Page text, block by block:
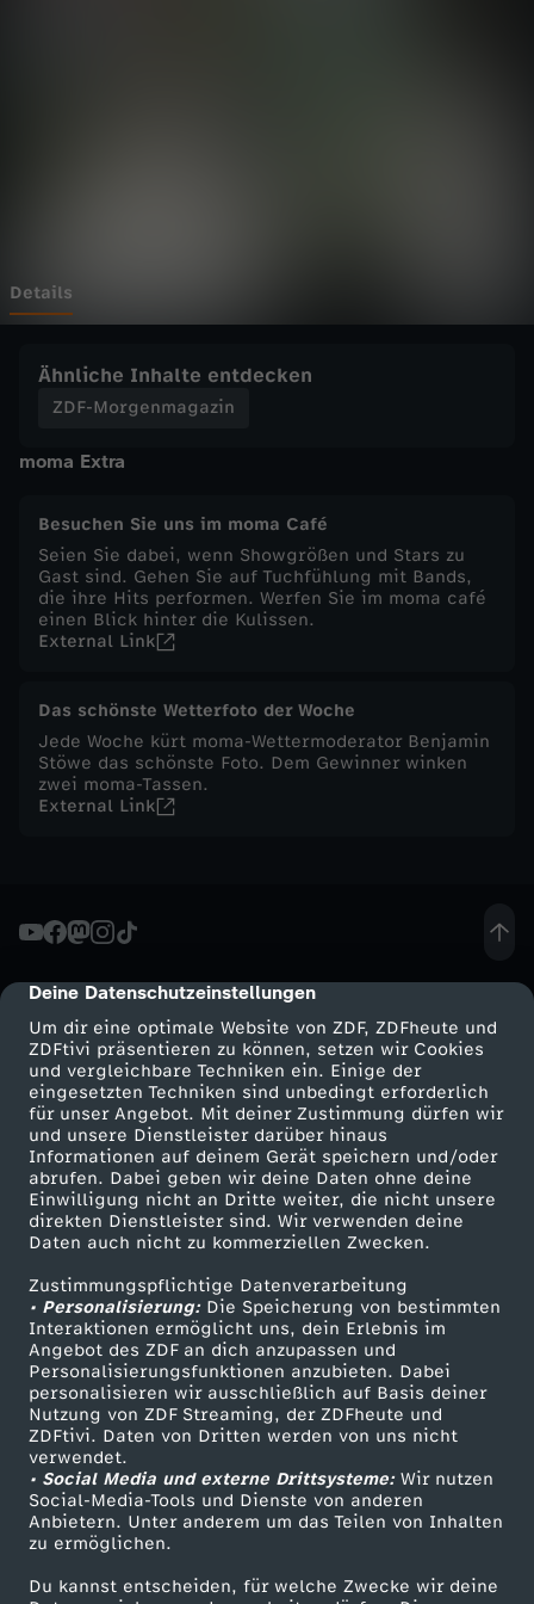
cmp-dialog-description
Deine Datenschutzeinstellungen
Um dir eine optimale Website von ZDF, ZDFheute und
ZDFtivi präsentieren zu können, setzen wir Cookies
und vergleichbare Techniken ein. Einige der
eingesetzten Techniken sind unbedingt erforderlich
für unser Angebot. Mit deiner Zustimmung dürfen wir
und unsere Dienstleister darüber hinaus
Informationen auf deinem Gerät speichern und/oder
abrufen. Dabei geben wir deine Daten ohne deine
Einwilligung nicht an Dritte weiter, die nicht unsere
direkten Dienstleister sind. Wir verwenden deine
Daten auch nicht zu kommerziellen Zwecken.
Zustimmungspflichtige Datenverarbeitung
• Personalisierung:Die Speicherung von bestimmten
Interaktionen ermöglicht uns, dein Erlebnis im
Angebot des ZDF an dich anzupassen und
Personalisierungsfunktionen anzubieten. Dabei
personalisieren wir ausschließlich auf Basis deiner
Nutzung von ZDF Streaming, der ZDFheute und
ZDFtivi. Daten von Dritten werden von uns nicht
verwendet.
• Social Media und externe Drittsysteme:Wir nutzen
Social-Media-Tools und Dienste von anderen
Anbietern. Unter anderem um das Teilen von Inhalten
zu ermöglichen.
Du kannst entscheiden, für welche Zwecke wir deine
g
z
i
n
-
O
l
i
v
n
ö
l
i
m
T
e
s
t
Details
Ähnliche Inhalte entdecken
ZDF-Morgenmagazin
moma Extra
Besuchen Sie uns im moma Café
Seien Sie dabei, wenn Showgrößen und Stars zu
Gast sind. Gehen Sie auf Tuchfühlung mit Bands,
die ihre Hits performen. Werfen Sie im moma café
einen Blick hinter die Kulissen.
External Link
Das schönste Wetterfoto der Woche
Jede Woche kürt moma-Wettermoderator Benjamin
Stöwe das schönste Foto. Dem Gewinner winken
zwei moma-Tassen.
External Link
Mehr ZDF
ZDF-Apps
Smart TV
ZDFtext
Livestreams
Sendungen A-Z
TV-Programm
Service
ZDFmitreden
Kontakt zum ZDF
Tickets
Zuschauerservice
Hilfe
ZDF Unternehmen
Karriere
ZDF goes Schule